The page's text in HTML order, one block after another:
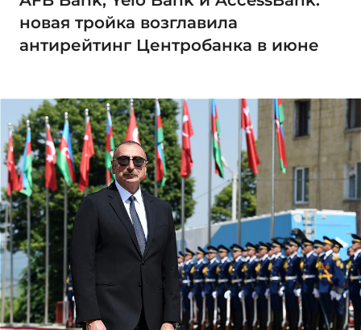
новая тройка возглавила
антирейтинг Центробанка в июне